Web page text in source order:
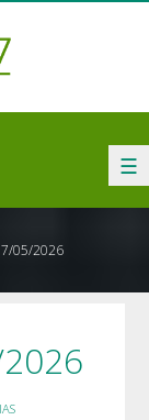
☰
05/2026